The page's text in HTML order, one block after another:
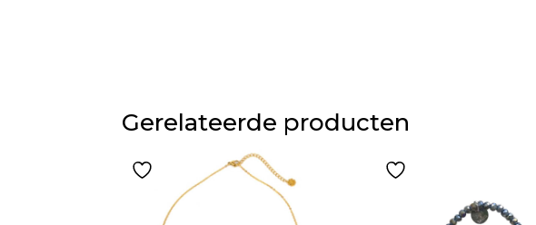
Gerelateerde producten